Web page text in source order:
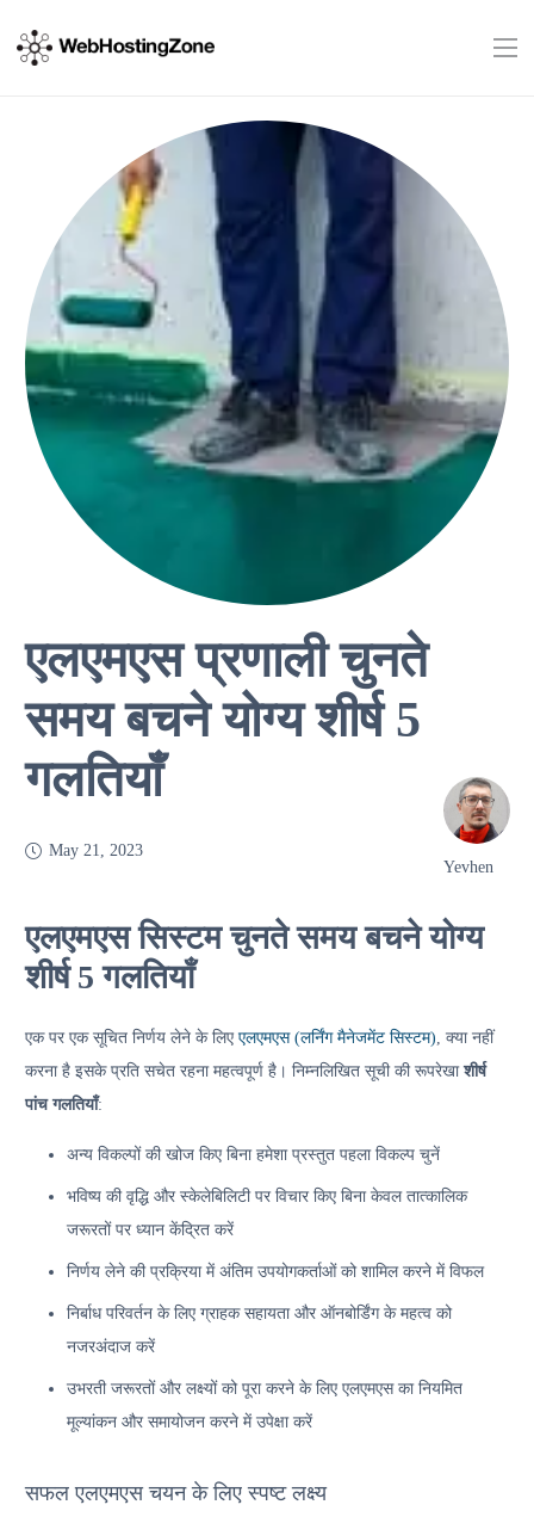
एलएमएस प्रणाली चुनते
समय बचने योग्य शीर्ष 5
गलतियाँ
May 21, 2023
Yevhen
एलएमएस सिस्टम चुनते समय बचने योग्य
शीर्ष 5 गलतियाँ
एक पर एक सूचित निर्णय लेने के लिए एलएमएस (लर्निंग मैनेजमेंट सिस्टम), क्या नहीं
करना है इसके प्रति सचेत रहना महत्वपूर्ण है। निम्नलिखित सूची की रूपरेखाशीर्ष
पांच गलतियाँ:
अन्य विकल्पों की खोज किए बिना हमेशा प्रस्तुत पहला विकल्प चुनें
भविष्य की वृद्धि और स्केलेबिलिटी पर विचार किए बिना केवल तात्कालिक
जरूरतों पर ध्यान केंद्रित करें
निर्णय लेने की प्रक्रिया में अंतिम उपयोगकर्ताओं को शामिल करने में विफल
निर्बाध परिवर्तन के लिए ग्राहक सहायता और ऑनबोर्डिंग के महत्व को
नजरअंदाज करें
उभरती जरूरतों और लक्ष्यों को पूरा करने के लिए एलएमएस का नियमित
मूल्यांकन और समायोजन करने में उपेक्षा करें
सफल एलएमएस चयन के लिए स्पष्ट लक्ष्य